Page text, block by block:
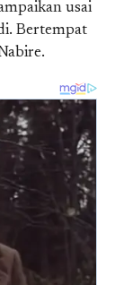
usai
Bertempat